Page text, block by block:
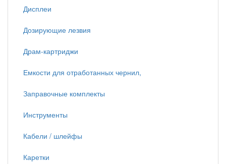
Дисплеи
Дозирующие лезвия
Драм-картриджи
Емкости для отработанных чернил,
Заправочные комплекты
Инструменты
Кабели / шлейфы
Каретки